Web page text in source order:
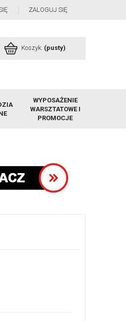
ZALOGUJ SIĘ
Koszyk: (pusty)
WYPOSAŻENIE
WARSZTATOWE I
PROMOCJE